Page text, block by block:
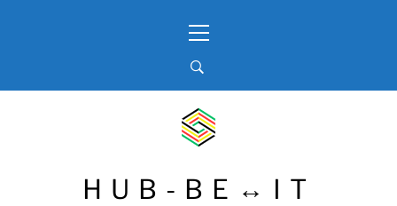
Menu
HUB-BE↔IT